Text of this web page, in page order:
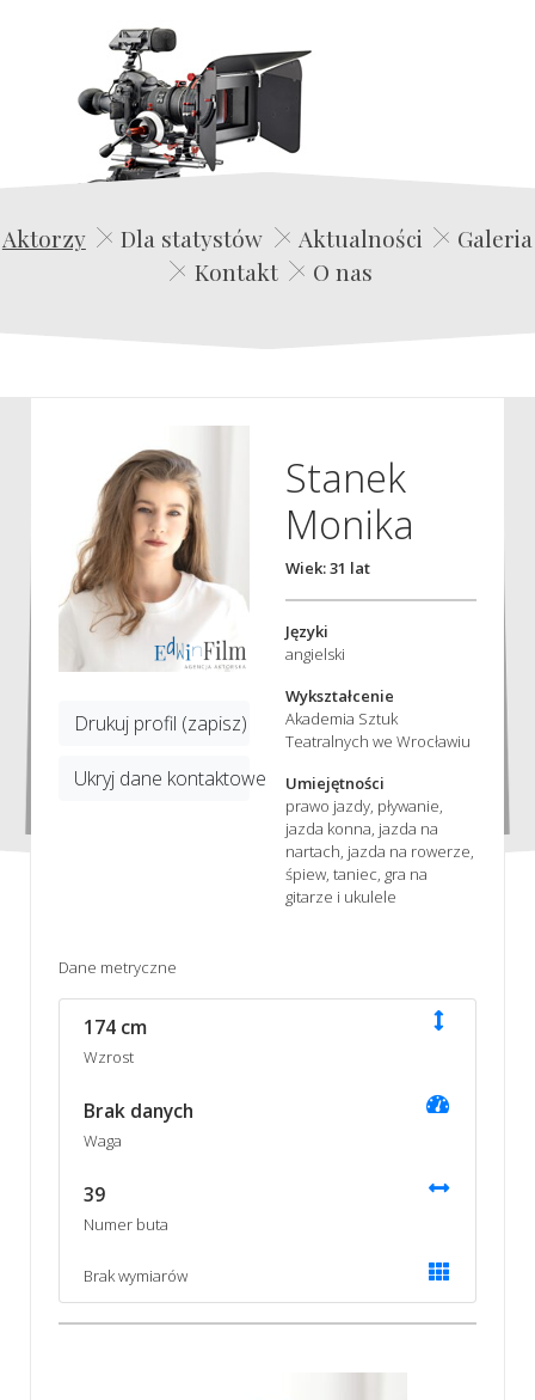
Edwin Film Agencja Aktorska
Aktorzy Dla statystów Aktualności
Galeria
Kontakt
O nas
Drukuj profil (zapisz)
Ukryj dane kontaktowe
Stanek
Monika
Wiek: 31 lat
Języki
angielski
Wykształcenie
Akademia Sztuk
Teatralnych we Wrocławiu
Umiejętności
prawo jazdy, pływanie,
jazda konna, jazda na
nartach, jazda na rowerze,
śpiew, taniec, gra na
gitarze i ukulele
Dane metryczne
174 cm
Wzrost
Brak danych
Waga
39
Numer buta
Brak wymiarów